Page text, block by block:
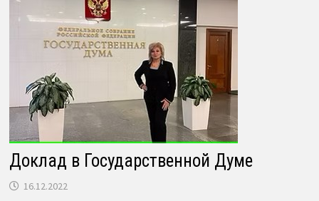
Доклад в Государственной Думе
16.12.2022